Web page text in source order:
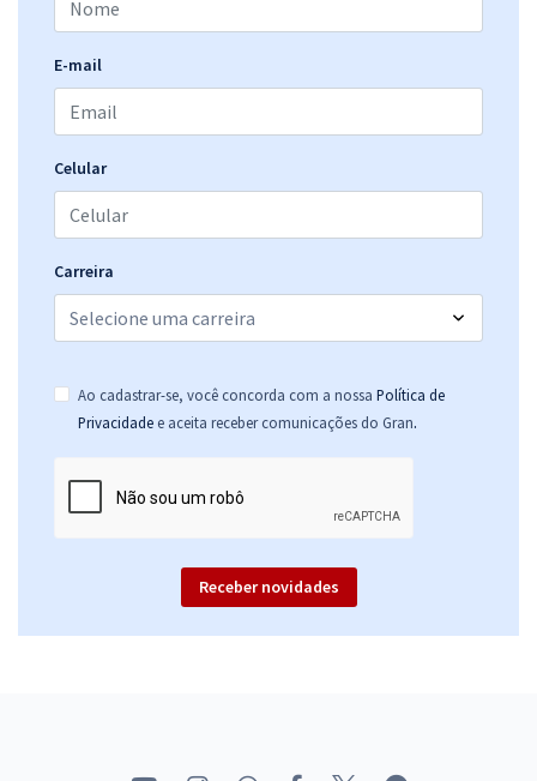
E-mail
Celular
Carreira
Ao cadastrar-se, você concorda com a nossa Política de
Privacidade e aceita receber comunicações do Gran.
Receber novidades